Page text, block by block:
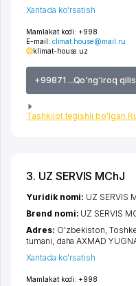
Mamlakat kodi: +998
E-mail: climat.house@mail.ru
klimat-house.uz
+99871 ...Qo'ng'iroq
Tashkilot tegishli bo'lgan
Xaritada ko'rsatish
3. UZ SERVIS MChJ
Mamlakat kodi: +998
Yuridik nomi: UZ SERVIS
Brend nomi: UZ SERVIS
Adres: O'zbekiston,
tumani, daha AXMAD
Xaritada ko'rsatish